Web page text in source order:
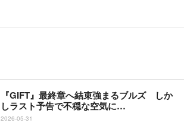
『GIFT』最終章へ結束強まるブルズ しか
しラスト予告で不穏な空気に…
2026-05-31